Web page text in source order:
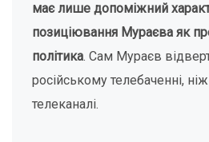
має лише допоміжний
позиціювання Мураєва як
політика. Сам Мураєв
російському телебаченні,
телеканалі.